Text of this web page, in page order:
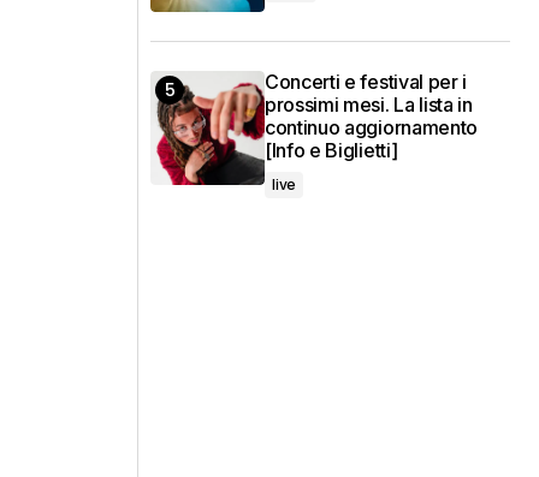
Concerti e festival per i
prossimi mesi. La lista in
continuo aggiornamento
[Info e Biglietti]
live